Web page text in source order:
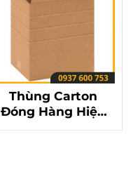
Thùng Carton
Đóng Hàng Hiệu
Quả – Giải Pháp